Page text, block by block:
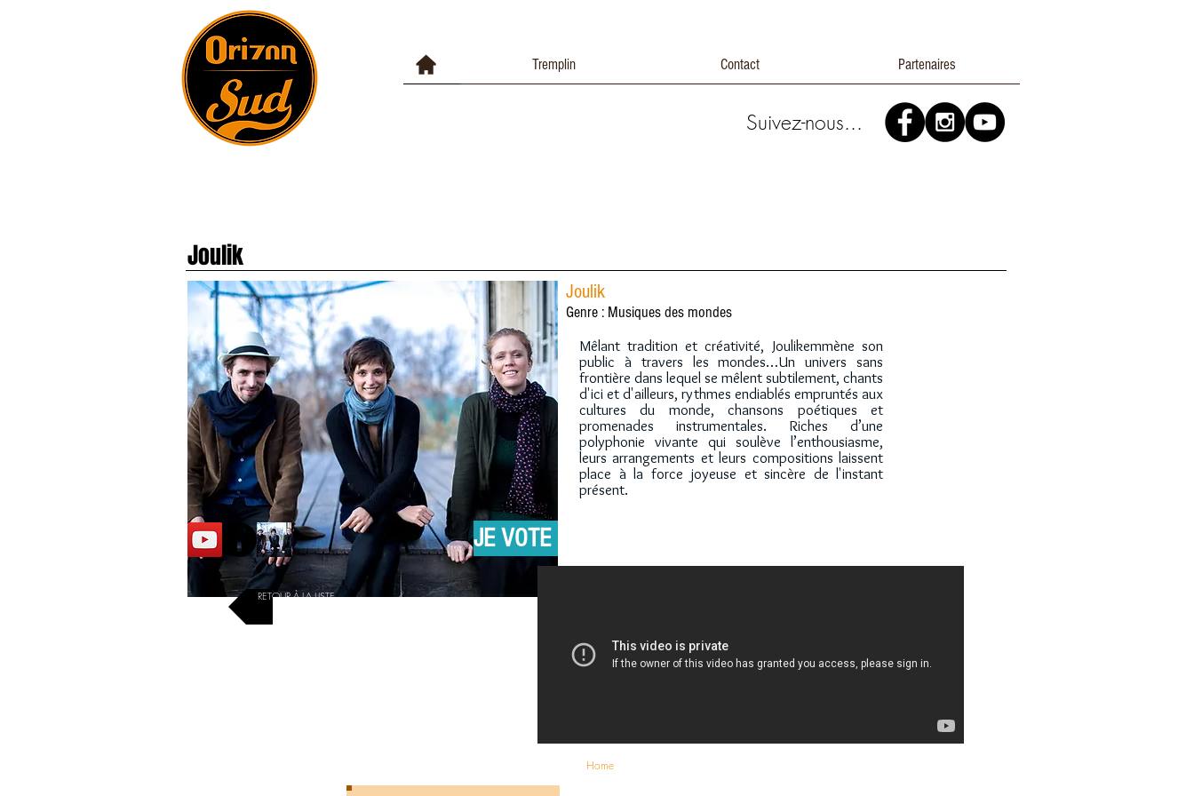
Tremplin Contact Partenaires
Suivez-nous...
Joulik
JE VOTE
Joulik
Genre : Musiques des mondes
Mêlant tradition et créativité, Joulikemmène son
public à travers les mondes…Un univers sans
frontière dans lequel se mêlent subtilement, chants
d'ici et d'ailleurs, rythmes endiablés empruntés aux
cultures du monde, chansons poétiques et
promenades instrumentales. Riches d’une
polyphonie vivante qui soulève l’enthousiasme,
leurs arrangements et leurs compositions laissent
place à la force joyeuse et sincère de l'instant
présent.
RETOUR À LA LISTE
Home